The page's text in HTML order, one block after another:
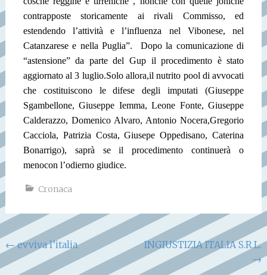
contrapposte storicamente ai rivali Commisso, ed
estendendo l’attività e l’influenza nel Vibonese, nel
Catanzarese e nella Puglia”.
Dopo la comunicazione di
“astensione” da parte del Gup il procedimento è stato
aggiornato al 3 luglio.Solo allora,il nutrito pool di avvocati
che costituiscono le difese degli imputati (Giuseppe
Sgambellone, Giuseppe Iemma, Leone Fonte, Giuseppe
Calderazzo, Domenico Alvaro, Antonio Nocera,Gregorio
Cacciola, Patrizia Costa, Giusepe Oppedisano, Caterina
Bonarrigo), saprà se il procedimento continuerà o
menocon l’odierno giudice.
Cronaca
Navigazione
articoli
←evviva l’italia
INGIUSTIZIA ITALIA S.R.L.
→